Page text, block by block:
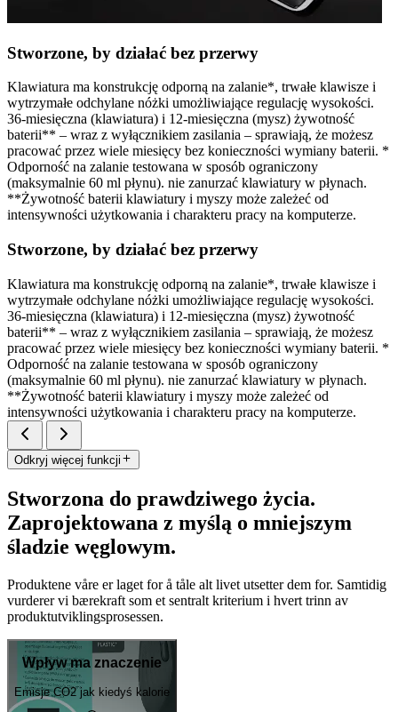
Stworzone, by działać bez przerwy
Klawiatura ma konstrukcję odporną na zalanie*, trwałe klawisze i
wytrzymałe odchylane nóżki umożliwiające regulację wysokości.
36-miesięczna (klawiatura) i 12-miesięczna (mysz) żywotność
baterii** – wraz z wyłącznikiem zasilania – sprawiają, że możesz
pracować przez wiele miesięcy bez konieczności wymiany baterii. *
Odporność na zalanie testowana w sposób ograniczony
(maksymalnie 60 ml płynu). nie zanurzać klawiatury w płynach.
**Żywotność baterii klawiatury i myszy może zależeć od
intensywności użytkowania i charakteru pracy na komputerze.
Stworzone, by działać bez przerwy
Klawiatura ma konstrukcję odporną na zalanie*, trwałe klawisze i
wytrzymałe odchylane nóżki umożliwiające regulację wysokości.
36-miesięczna (klawiatura) i 12-miesięczna (mysz) żywotność
baterii** – wraz z wyłącznikiem zasilania – sprawiają, że możesz
pracować przez wiele miesięcy bez konieczności wymiany baterii. *
Odporność na zalanie testowana w sposób ograniczony
(maksymalnie 60 ml płynu). nie zanurzać klawiatury w płynach.
**Żywotność baterii klawiatury i myszy może zależeć od
intensywności użytkowania i charakteru pracy na komputerze.
Odkryj więcej funkcji
Stworzona do prawdziwego życia.
Zaprojektowana z myślą o mniejszym
śladzie węglowym.
Produktene våre er laget for å tåle alt livet utsetter dem for. Samtidig
vurderer vi bærekraft som et sentralt kriterium i hvert trinn av
produktutviklingsprosessen.
Wpływ ma znaczenie
Emisje CO2 jak kiedyś kalorie